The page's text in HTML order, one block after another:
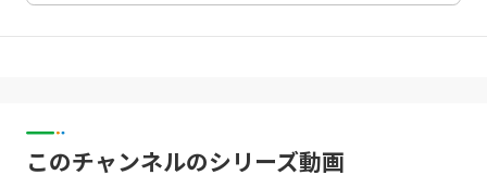
【当社動画サービス】
tinyurl.com/y5aoltml
◆アンテナ工事再生リストhttps://tinyurl.co
このチャンネルのシリーズ動画